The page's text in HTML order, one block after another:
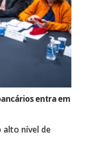
entra em
alto nível de